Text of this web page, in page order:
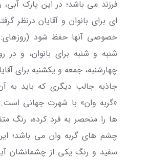
فرزند می باشد؛ در این پارک آبی،
ای برای بانوان و آقایان درنظر
خصوصی آنها حفظ شود (روزهای:
شنبه و شنبه برای بانوان، و در
چهارشنبه، جمعه و یکشنبه برای
جاذبه جالب دیگری که باید به
«گربه وان» با شهرت جهانی است.
ها را منحصر به فرد کرده، رنگ
چشم های گربه وان می باشد؛ این
سفید و رنگ یکی از چشمانشان